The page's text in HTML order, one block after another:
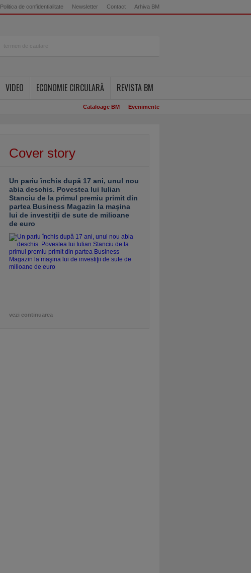
Politica de confidentialitate Newsletter Contact Arhiva BM
VIDEO ECONOMIE CIRCULARĂ REVISTA BM
Cataloage BM Evenimente
Cover story
Un pariu închis după 17 ani, unul nou
abia deschis. Povestea lui Iulian
Stanciu de la primul premiu primit din
partea Business Magazin la maşina
lui de investiţii de sute de milioane
de euro
vezi continuarea